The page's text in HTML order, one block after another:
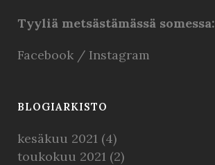
Tyyliä metsästämässä somessa:
Facebook / Instagram
BLOGIARKISTO
kesäkuu 2021 (4)
toukokuu 2021 (2)